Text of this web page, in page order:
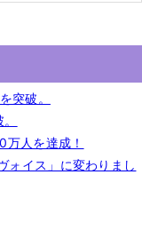
突破。
人を達成！
イス」に変わりまし